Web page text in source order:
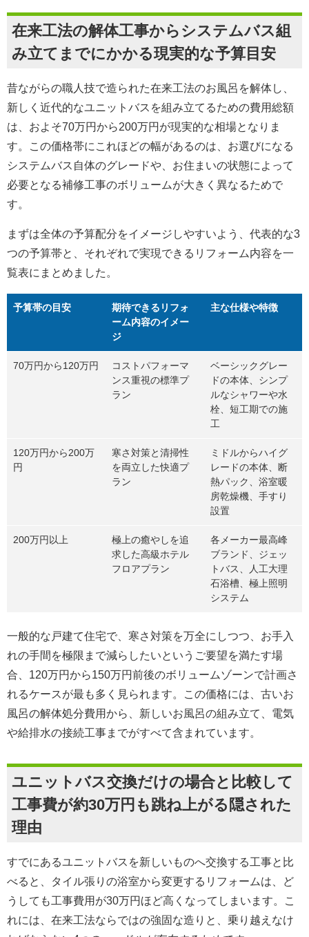
在来工法の解体工事からシステムバス組
み立てまでにかかる現実的な予算目安
昔ながらの職人技で造られた在来工法のお風呂を解体し、
新しく近代的なユニットバスを組み立てるための費用総額
は、およそ70万円から200万円が現実的な相場となりま
す。この価格帯にこれほどの幅があるのは、お選びになる
システムバス自体のグレードや、お住まいの状態によって
必要となる補修工事のボリュームが大きく異なるためで
す。
まずは全体の予算配分をイメージしやすいよう、代表的な3
つの予算帯と、それぞれで実現できるリフォーム内容を一
覧表にまとめました。
予算帯の目安
期待できるリフォ
ーム内容のイメー
ジ
主な仕様や特徴
70万円から120万円
コストパフォーマ
ンス重視の標準プ
ラン
ベーシックグレー
ドの本体、シンプ
ルなシャワーや水
栓、短工期での施
工
120万円から200万
円
寒さ対策と清掃性
を両立した快適プ
ラン
ミドルからハイグ
レードの本体、断
熱パック、浴室暖
房乾燥機、手すり
設置
200万円以上
極上の癒やしを追
求した高級ホテル
フロアプラン
各メーカー最高峰
ブランド、ジェッ
トバス、人工大理
石浴槽、極上照明
システム
一般的な戸建て住宅で、寒さ対策を万全にしつつ、お手入
れの手間を極限まで減らしたいというご要望を満たす場
合、120万円から150万円前後のボリュームゾーンで計画さ
れるケースが最も多く見られます。この価格には、古いお
風呂の解体処分費用から、新しいお風呂の組み立て、電気
や給排水の接続工事までがすべて含まれています。
ユニットバス交換だけの場合と比較して
工事費が約30万円も跳ね上がる隠された
理由
すでにあるユニットバスを新しいものへ交換する工事と比
べると、タイル張りの浴室から変更するリフォームは、ど
うしても工事費用が30万円ほど高くなってしまいます。こ
れには、在来工法ならではの強固な造りと、乗り越えなけ